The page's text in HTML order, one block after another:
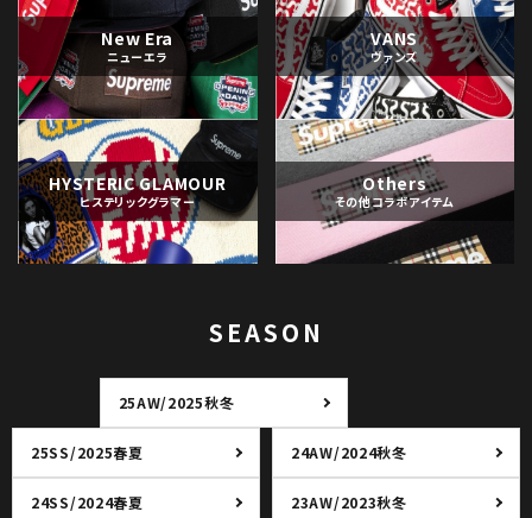
New Era
ニューエラ
VANS
ヴァンズ
HYSTERIC GLAMOUR
ヒステリックグラマー
Others
その他コラボアイテム
SEASON
25AW/2025秋冬
25SS/2025春夏 24AW/2024秋冬
24SS/2024春夏 23AW/2023秋冬